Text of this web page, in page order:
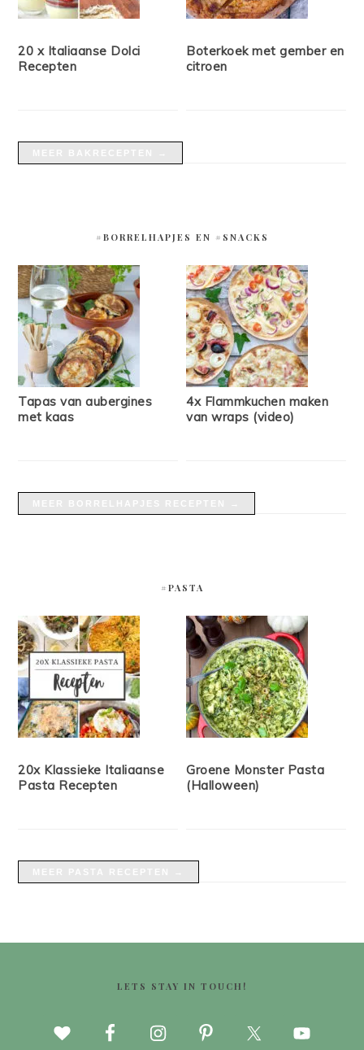
20 x Italiaanse Dolci
Recepten
Boterkoek met gember en
citroen
#BORRELHAPJES EN #SNACKS
Tapas van aubergines
met kaas
4x Flammkuchen maken
van wraps (video)
#PASTA
20x Klassieke Italiaanse
Pasta Recepten
Groene Monster Pasta
(Halloween)
LETS STAY IN TOUCH!